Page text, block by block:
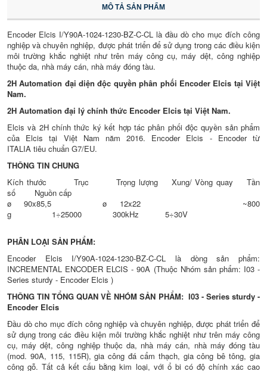
MÔ TẢ SẢN PHẨM
Encoder Elcis I/Y90A-1024-1230-BZ-C-CL là đầu dò cho mục đích công
nghiệp và chuyên nghiệp, được phát triển để sử dụng trong các điều kiện
môi trường khắc nghiệt như trên máy công cụ, máy dệt, công nghiệp
thuộc da, nhà máy cán, nhà máy đóng tàu.
2H Automation đại diện độc quyền phân phối Encoder Elcis tại Việt
Nam.
2H Automation đại lý chính thức Encoder Elcis tại Việt Nam.
Elcis và 2H chính thức ký kết hợp tác phân phối độc quyền sản phẩm
của Elcis tại Việt Nam năm 2016. Encoder Elcis - Encoder từ
ITALIA tiêu chuẩn G7/EU.
THÔNG TIN CHUNG
Kích thước Trục Trọng lượng Xung/ Vòng quay Tần
số Nguồn cấp
ø 90x85,5 ø 12x22 ~800
g 1÷25000 300kHz 5÷30V
PHÂN LOẠI SẢN PHẨM:
Encoder Elcis I/Y90A-1024-1230-BZ-C-CL là dòng sản phẩm:
INCREMENTAL ENCODER ELCIS - 90A (Thuộc Nhóm sản phẩm: I03 -
Series sturdy - Encoder Elcis )
THÔNG TIN TỔNG QUAN VỀ NHÓM SẢN PHẨM: I03 - Series sturdy -
Encoder Elcis
Đầu dò cho mục đích công nghiệp và chuyên nghiệp, được phát triển để
sử dụng trong các điều kiện môi trường khắc nghiệt như trên máy công
cụ, máy dệt, công nghiệp thuộc da, nhà máy cán, nhà máy đóng tàu
(mod. 90A, 115, 115R), gia công đá cẩm thạch, gia công bê tông, gia
công gỗ. Tất cả kết cấu bằng kim loại, với ổ bi có độ chính xác cao